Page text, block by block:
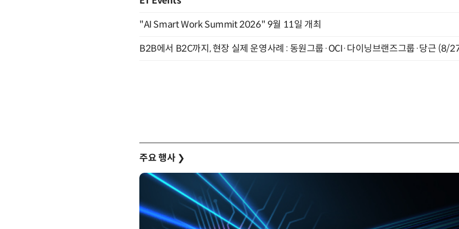
"AI Smart Work Summit 2026" 9월 11일 개최
B2B에서 B2C까지, 현장 실제 운영사례 : 동원그룹·OCI·다이닝브랜즈그룹·당근 (8/
주요 행사 ❯